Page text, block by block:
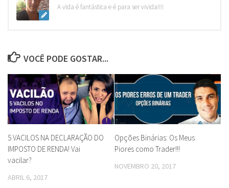
A vida é fantástica e é para ser vivida!!!!
VOCÊ PODE GOSTAR...
5 VACILOS NA DECLARAÇÃO DO
IMPOSTO DE RENDA! Vai
vacilar?
ABRIL 6, 2017
Opções Binárias: Os Meus
Piores como Trader!!!
NOVEMBRO 20, 2017